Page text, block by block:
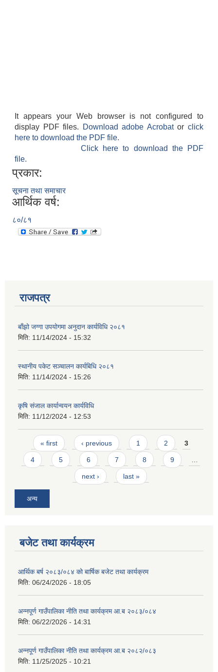
It appears your Web browser is not configured to
display PDF files.
Download adobe Acrobatorclick
here to download the PDF file.
Click here to download the PDF
file.
प्रकार:
सूचना तथा समाचार
आर्थिक वर्ष:
८०/८१
राजपत्र
बाँझो जग्गा उपयोगमा अनुदान कार्यविधि २०८१
मिति: 11/14/2024 - 15:32
स्थानीय पकेट सञ्चालन कार्यबिधि २०८१
मिति: 11/14/2024 - 15:26
कृषि संजाल कार्यान्वयन कार्यविधि
मिति: 11/12/2024 - 12:53
Pages
« first ‹ previous 1 2 3
4 5 6 7 8 9
next › last »
अन्य
बजेट तथा कार्यक्रम
आर्थिक बर्ष २०८३/०८४ को बार्षिक बजेट तथा कार्यक्रम
मिति: 06/24/2026 - 18:05
अन्नपूर्ण गाउँपालिका नीति तथा कार्यक्रम आ.ब २०८३/०८४
मिति: 06/22/2026 - 14:31
अन्नपूर्ण गाउँपालिका नीति तथा कार्यक्रम आ.ब २०८२/०८३
मिति: 11/25/2025 - 10:21